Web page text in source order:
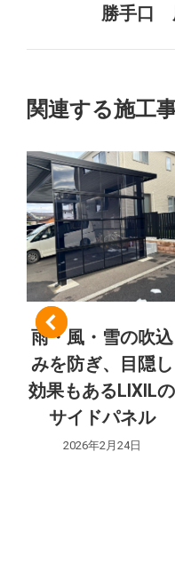
ク
ト
ナ
ビ
ゲ
ー
シ
ョ
ン
勝手口
関連する施工
雨・風・雪の吹込
みを防ぎ、目隠し
効果もあるLIXILの
サイドパネル
2026年2月24日